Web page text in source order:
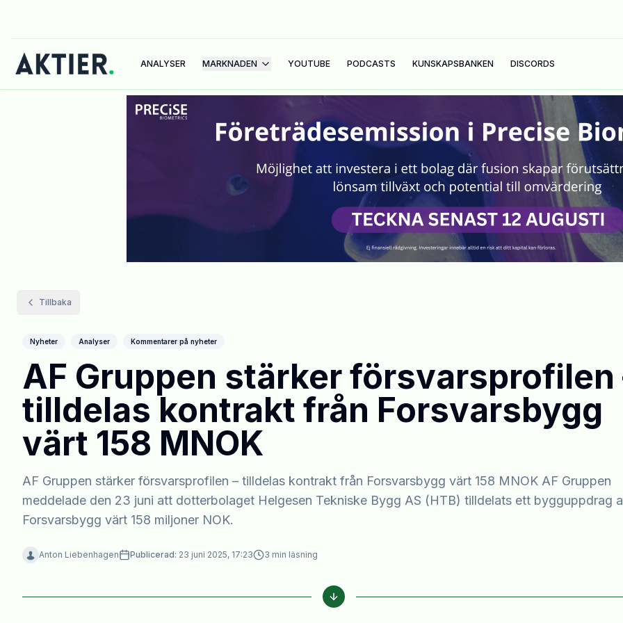
ANALYSER MARKNADEN YOUTUBE PODCASTS KUNSKAPSBANKEN DISCORDS
Tillbaka
Nyheter Analyser Kommentarer på nyheter
AF Gruppen stärker försvarsprofilen
tilldelas kontrakt från Forsvarsbygg
värt 158 MNOK
AF Gruppen stärker försvarsprofilen – tilldelas kontrakt från Forsvarsbygg värt 158 MNOK AF Gruppen
meddelade den 23 juni att dotterbolaget Helgesen Tekniske Bygg AS (HTB) tilldelats ett bygguppdrag
Forsvarsbygg värt 158 miljoner NOK.
Anton Liebenhagen Publicerad: 23 juni 2025, 17:23 3 min läsning